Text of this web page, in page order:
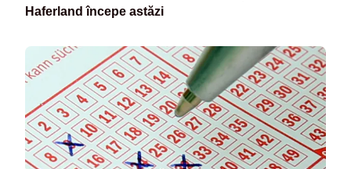
Haferland începe astăzi